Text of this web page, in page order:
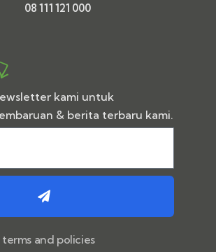
08 111 121 000
kami untuk
& berita terbaru kami.
and policies